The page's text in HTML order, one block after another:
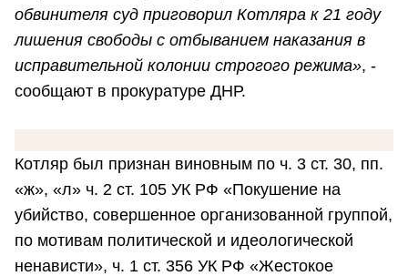
обвинителя суд приговорил Котляра к 21 году
лишения свободы с отбыванием наказания в
исправительной колонии строгого режима», -
сообщают в прокуратуре ДНР.
Котляр был признан виновным по ч. 3 ст. 30, пп.
«ж», «л» ч. 2 ст. 105 УК РФ «Покушение на
убийство, совершенное организованной группой,
по мотивам политической и идеологической
ненависти», ч. 1 ст. 356 УК РФ «Жестокое